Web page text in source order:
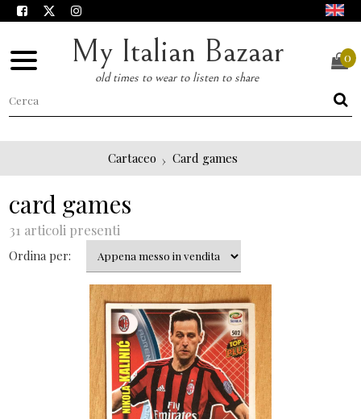
My Italian Bazaar
old times to wear to listen to share
0
Cartaceo Card games
card games
31 articoli presenti
Ordina per: